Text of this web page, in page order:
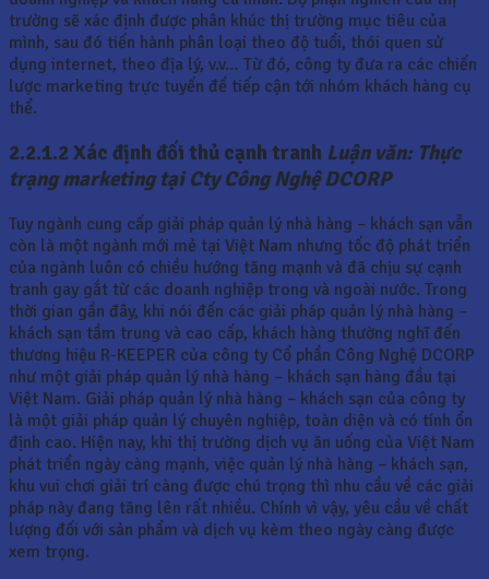
trường sẽ xác định được phân khúc thị trường mục tiêu của
mình, sau đó tiến hành phân loại theo độ tuổi, thói quen sử
dụng internet, theo địa lý, v.v… Từ đó, công ty đưa ra các chiến
lược marketing trực tuyến để tiếp cận tới nhóm khách hàng cụ
thể.
2.2.1.2 Xác định đối thủ cạnh tranh Luận văn: Thực
trạng marketing tại Cty Công Nghệ DCORP
Tuy ngành cung cấp giải pháp quản lý nhà hàng – khách sạn vẫn
còn là một ngành mới mẻ tại Việt Nam nhưng tốc độ phát triển
của ngành luôn có chiều hướng tăng mạnh và đã chịu sự cạnh
tranh gay gắt từ các doanh nghiệp trong và ngoài nước. Trong
thời gian gần đây, khi nói đến các giải pháp quản lý nhà hàng –
khách sạn tầm trung và cao cấp, khách hàng thường nghĩ đến
thương hiệu R-KEEPER của công ty Cổ phần Công Nghệ DCORP
như một giải pháp quản lý nhà hàng – khách sạn hàng đầu tại
Việt Nam. Giải pháp quản lý nhà hàng – khách sạn của công ty
là một giải pháp quản lý chuyên nghiệp, toàn diện và có tính ổn
định cao. Hiện nay, khi thị trường dịch vụ ăn uống của Việt Nam
phát triển ngày càng mạnh, việc quản lý nhà hàng – khách sạn,
khu vui chơi giải trí càng được chú trọng thì nhu cầu về các giải
pháp này đang tăng lên rất nhiều. Chính vì vậy, yêu cầu về chất
lượng đối với sản phẩm và dịch vụ kèm theo ngày càng được
xem trọng.